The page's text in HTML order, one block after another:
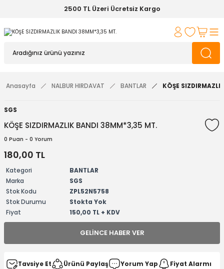
2500 TL Üzeri Ücretsiz Kargo
Anasayfa NALBUR HIRDAVAT BANTLAR KÖŞE
SGS
KÖŞE SIZDIRMAZLIK BANDI 38MM*3,35 MT.
0 Puan - 0 Yorum
180,00 TL
Kategori
BANTLAR
Marka
SGS
Stok Kodu
ZPL52N5758
Stok Durumu
Stokta Yok
Fiyat
150,00 TL + KDV
GELINCE HABER VER
Tavsiye Et Ürünü Paylaş Yorum Yap Fiyat Alarmı